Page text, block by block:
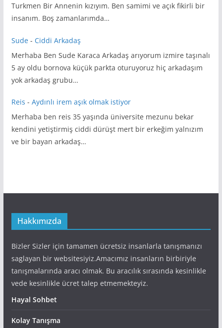
Turkmen Bir Annenin kızıyım. Ben samimi ve açık fikirli bir
insanım. Boş zamanlarımda…
Sude- Ciddi Arkadaş
Merhaba Ben Sude Karaca Arkadaş arıyorum izmire taşınalı
5 ay oldu bornova küçük parkta oturuyoruz hiç arkadaşım
yok arkadaş grubu…
Reis - Aydınlı irem aşık olmak istiyor
Merhaba ben reis 35 yaşında üniversite mezunu bekar
kendini yetiştirmiş ciddi dürüşt mert bir erkeğim yalnızım
ve bir bayan arkadaş…
Hakkımızda
Bizler Sizler için tamamen ücretsiz insanlarla tanışmanızı
saglayan bir websitesiyiz.Amacımız insanların birbiriyle
tanışmalarında aracı olmak. Bu aracılık sırasında kesinlikle
vede kesinlikle ücret talep etmemekteyiz.
Hayal Sohbet
Kolay Tanışma